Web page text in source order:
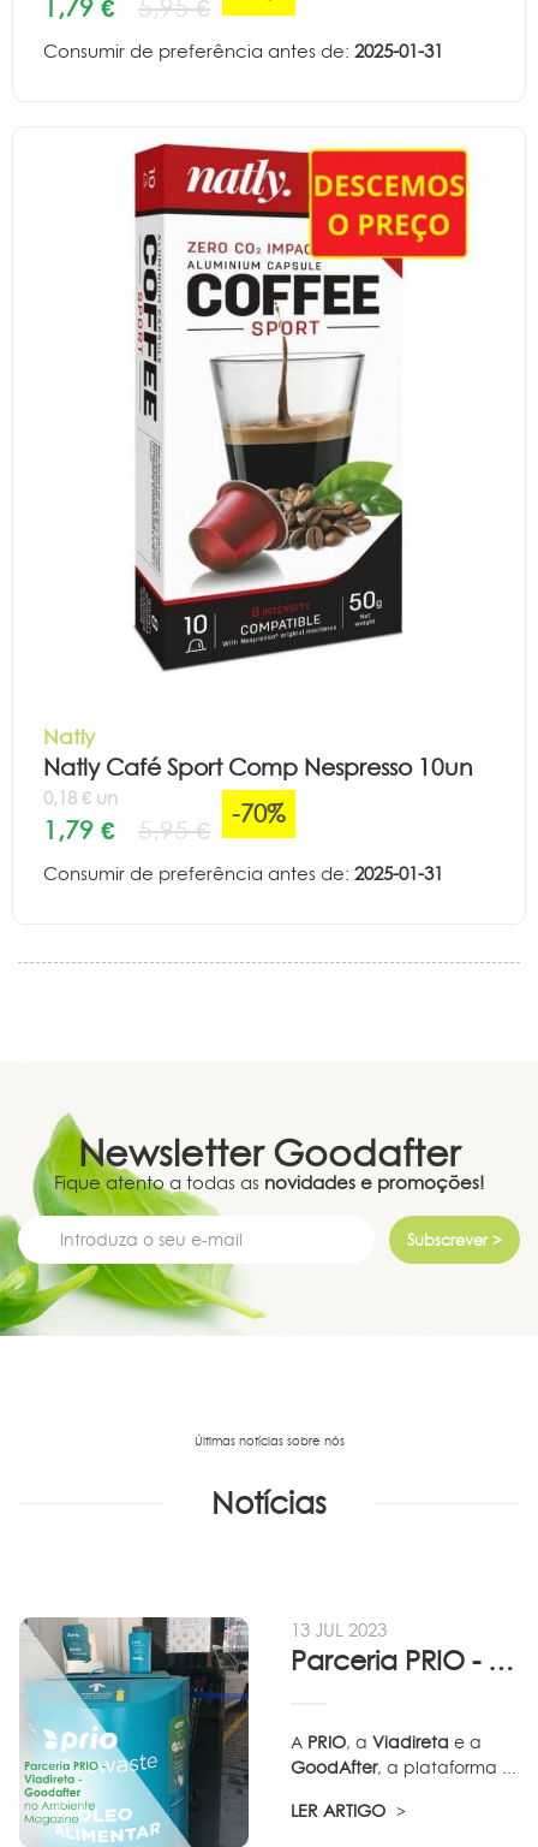
1,79 € 5,95 €
Consumir de preferência antes de: 2025-01-31
Natly
Natly Café Sport Comp Nespresso 10un
0,18 € un
1,79 € 5,95 €
-70%
Consumir de preferência antes de: 2025-01-31
Newsletter Goodafter
Fique atento a todas as novidades e promoções!
Subscrever >
Últimas notícias sobre nós
Notícias
13 JUL 2023
Parceria PRIO - Viadireta - Goodafter...
A PRIO, aViadireta e a
GoodAfter, a plataforma ...
LER ARTIGO